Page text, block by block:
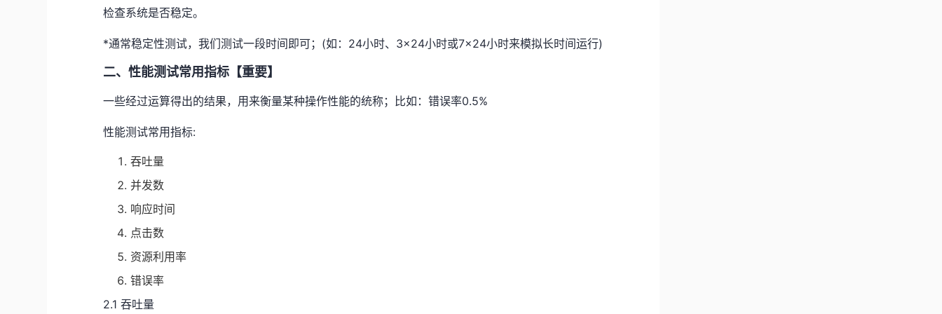
检查系统是否稳定。
*通常稳定性测试，我们测试一段时间即可；(如：24小时、3×24小时或7×24小时来模拟长时间运行)
二、性能测试常用指标【重要】
一些经过运算得出的结果，用来衡量某种操作性能的统称；比如：错误率0.5%
性能测试常用指标:
吞吐量
并发数
响应时间
点击数
资源利用率
错误率
2.1 吞吐量